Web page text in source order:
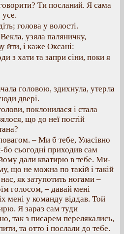
Ти посланий. Я сама
усе.
голова у волості.
узяла паляничку,
йти, і каже Оксані:
з хати та запри сіни, поки я
головою, здихнула, утерла
двері.
поклонилася і стала
що до неї постій
– Ми б тебе, Уласівно
бо сьогодні приходив сам
дали кватирю в тебе. Ми-
що не можна по такій і такій
як затупотить ногами –
голосом, – давай мені
мені у команду віддав. Той
Я зараз сам туди
так з писарем перелякались,
та отто і послали до тебе.